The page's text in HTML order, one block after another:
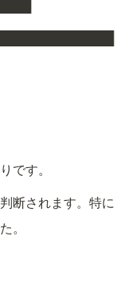
です。
断されます。特に
。